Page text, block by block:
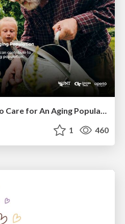
Leveraging Curiosity to Care for An Aging Population
1 460